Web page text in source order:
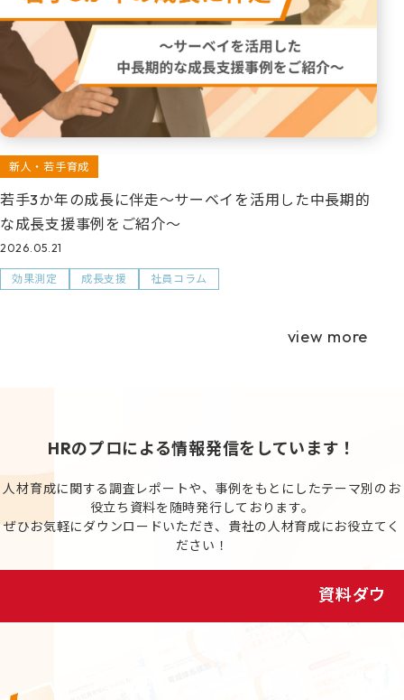
新人・若手育成
若手3か年の成長に伴走～サーベイを活用した中長期的
な成長支援事例をご紹介～
2026.05.21
効果測定 成長支援 社員コラム
view more
HRのプロによる情報発信をしています！
人材育成に関する調査レポートや、事例をもとにしたテーマ別のお
役立ち資料を随時発行しております。
ぜひお気軽にダウンロードいただき、貴社の人材育成にお役立てく
ださい！